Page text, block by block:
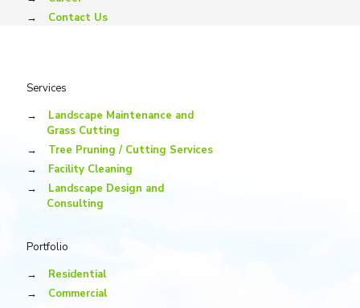
→
Contact Us
Services
→
Landscape Maintenance and
Grass Cutting
→
Tree Pruning / Cutting Services
→
Facility Cleaning
→
Landscape Design and
Consulting
Portfolio
→
Residential
→
Commercial